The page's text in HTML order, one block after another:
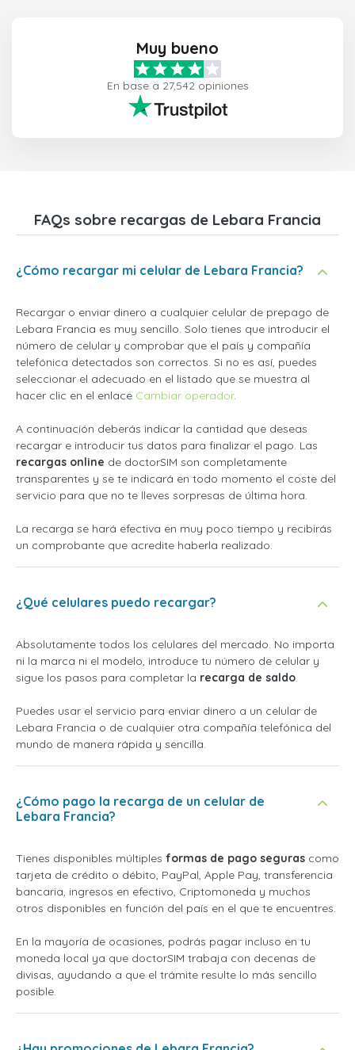
Muy bueno
En base a 27,542 opiniones
FAQs sobre recargas de Lebara Francia
¿Cómo recargar mi celular de Lebara Francia?
Recargar o enviar dinero a cualquier celular de prepago de
Lebara Francia es muy sencillo. Solo tienes que introducir el
número de celular y comprobar que el país y compañía
telefónica detectados son correctos. Si no es así, puedes
seleccionar el adecuado en el listado que se muestra al
hacer clic en el enlace Cambiar operador.
A continuación deberás indicar la cantidad que deseas
recargar e introducir tus datos para finalizar el pago. Las
recargas online de doctorSIM son completamente
transparentes y se te indicará en todo momento el coste del
servicio para que no te lleves sorpresas de última hora.
La recarga se hará efectiva en muy poco tiempo y recibirás
un comprobante que acredite haberla realizado.
¿Qué celulares puedo recargar?
Absolutamente todos los celulares del mercado. No importa
ni la marca ni el modelo, introduce tu número de celular y
sigue los pasos para completar la recarga de saldo.
Puedes usar el servicio para enviar dinero a un celular de
Lebara Francia o de cualquier otra compañía telefónica del
mundo de manera rápida y sencilla.
¿Cómo pago la recarga de un celular de
Lebara Francia?
Tienes disponibles múltiples formas de pago seguras como
tarjeta de crédito o débito, PayPal, Apple Pay, transferencia
bancaria, ingresos en efectivo, Criptomoneda y muchos
otros disponibles en función del país en el que te encuentres.
En la mayoría de ocasiones, podrás pagar incluso en tu
moneda local ya que doctorSIM trabaja con decenas de
divisas, ayudando a que el trámite resulte lo más sencillo
posible.